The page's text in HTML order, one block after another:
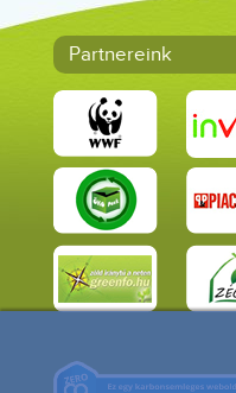
Partnereink